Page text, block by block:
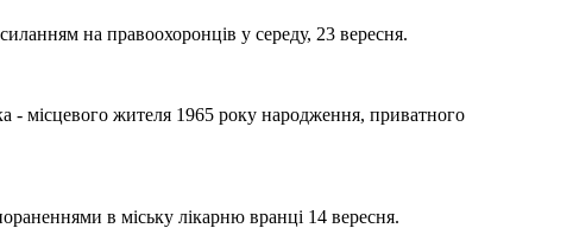
на правоохоронців у середу, 23 вересня.
- місцевого жителя 1965 року народження, приватного
в міську лікарню вранці 14 вересня.